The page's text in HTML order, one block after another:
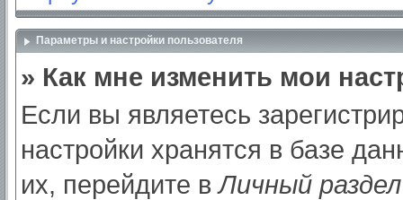
Параметры и настройки пользователя
» Как мне изменить мои
Если вы являетесь
настройки хранятся в базе
их, перейдите вЛичный раздел